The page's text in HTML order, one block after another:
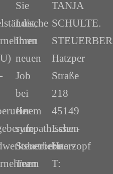
Sie
Lust,
Ihren
neuen
Job
bei
einem
sympathischen
Steuerberater-
Team
TANJA
SCHULTE.
Hatzper
Straße
218
45149
Essen-
Haarzopf
T: